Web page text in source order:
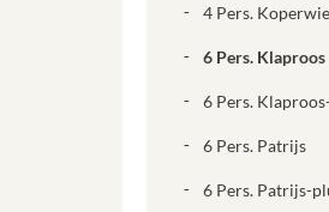
4 Pers.
6 Pers. Klaproos
6 Pers.
6 Pers. Patrijs
6 Pers. Patrijs-